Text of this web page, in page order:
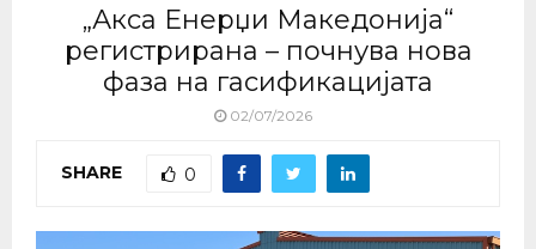
„Акса Енерџи Македонија“
регистрирана – почнува нова
фаза на гасификацијата
02/07/2026
SHARE 0